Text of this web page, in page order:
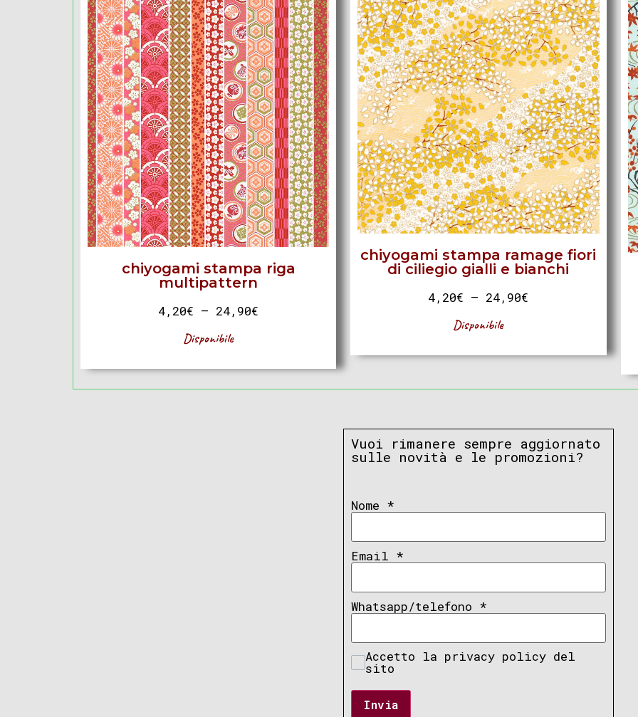
chiyogami stampa riga
multipattern
4,20€ – 24,90€
Disponibile
chiyogami stampa ramage fiori
di ciliegio gialli e bianchi
4,20€ – 24,90€
Disponibile
Vuoi rimanere sempre aggiornato
sulle novità e le promozioni?
Nome *
Email *
Whatsapp/telefono *
Accetto la privacy policy del
sito
Invia